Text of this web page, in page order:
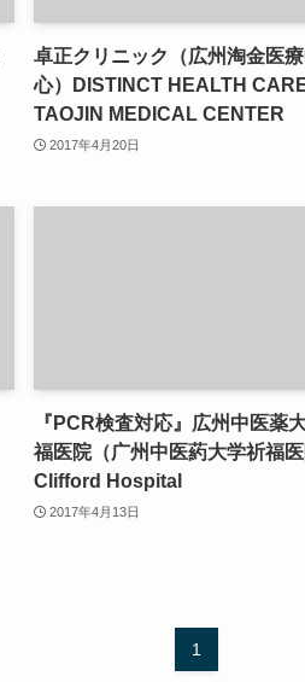
卓正クリニック（広州淘金医
心）DISTINCT HEALTH
TAOJIN MEDICAL CENTER
2017年4月20日
『PCR検査対応』広州中医薬
福医院（广州中医葯大学祈福医
Clifford Hospital
2017年4月13日
1